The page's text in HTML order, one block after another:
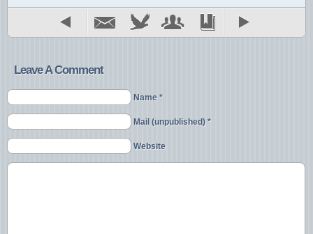
Leave A Comment
Name *
Mail (unpublished) *
Website